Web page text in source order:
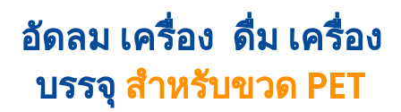
อัดลม เครื่อง ดื่ม เครื่อง
บรรจุ สำหรับขวด PET